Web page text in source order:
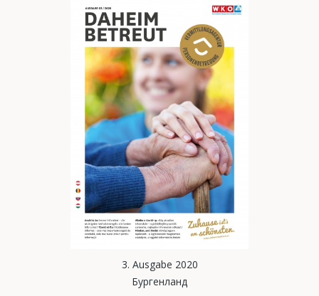
3. Ausgabe 2020
Бургенланд